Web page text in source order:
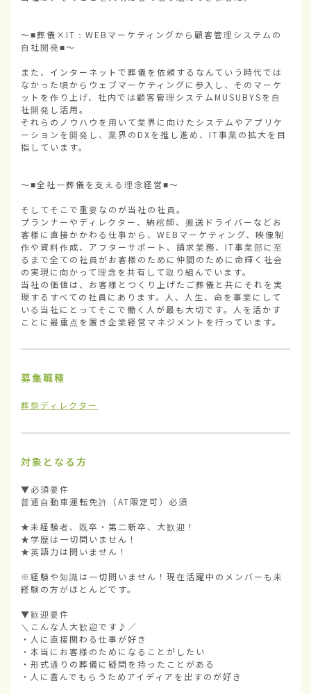
～■葬儀×IT：WEBマーケティングから顧客管理システムの
自社開発■～
また、インターネットで葬儀を依頼するなんていう時代では
なかった頃からウェブマーケティングに参入し、そのマーケ
ットを作り上げ、社内では顧客管理システムMUSUBYSを自
社開発し活用。
それらのノウハウを用いて業界に向けたシステムやアプリケ
ーションを開発し、業界のDXを推し進め、IT事業の拡大を目
指しています。
～■全社一葬儀を支える理念経営■～
そしてそこで重要なのが当社の社員。
プランナーやディレクター、納棺師、搬送ドライバーなどお
客様に直接かかわる仕事から、WEBマーケティング、映像制
作や資料作成、アフターサポート、請求業務、IT事業部に至
るまで全ての社員がお客様のために仲間のために命輝く社会
の実現に向かって理念を共有して取り組んでいます。
当社の価値は、お客様とつくり上げたご葬儀と共にそれを実
現するすべての社員にあります。人、人生、命を事業にして
いる当社にとってそこで働く人が最も大切です。人を活かす
ことに最重点を置き企業経営マネジメントを行っています。
募集職種
葬祭ディレクター
対象となる方
▼必須要件
普通自動車運転免許（AT限定可）必須
★未経験者、既卒・第二新卒、大歓迎！
★学歴は一切問いません！
★英語力は問いません！
※経験や知識は一切問いません！現在活躍中のメンバーも未
経験の方がほとんどです。
▼歓迎要件
＼こんな人大歓迎です♪／
・人に直接関わる仕事が好き
・本当にお客様のためになることがしたい
・形式通りの葬儀に疑問を持ったことがある
・人に喜んでもらうためアイディアを出すのが好き